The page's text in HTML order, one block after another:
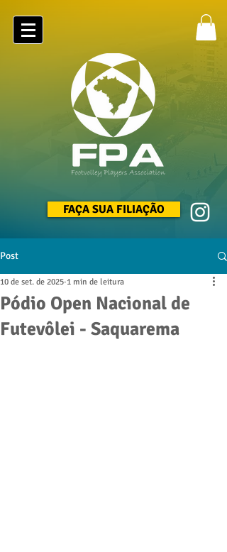
FAÇA SUA FILIAÇÃO
Post
Pódio Open Nacional de
Futevôlei - Saquarema
10 de set. de 2025 1 min de leitura